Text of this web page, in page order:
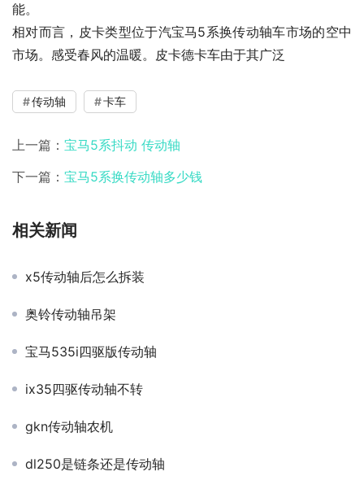
能。
相对而言，皮卡类型位于汽宝马5系换传动轴车市场的空中
市场。感受春风的温暖。皮卡德卡车由于其广泛
传动轴 卡车
上一篇： 宝马5系抖动 传动轴
下一篇： 宝马5系换传动轴多少钱
相关新闻
x5传动轴后怎么拆装
奥铃传动轴吊架
宝马535i四驱版传动轴
ix35四驱传动轴不转
gkn传动轴农机
dl250是链条还是传动轴